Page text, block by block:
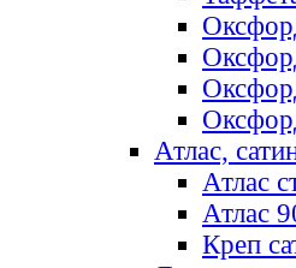
Атлас,
Атлас
Атлас
Креп